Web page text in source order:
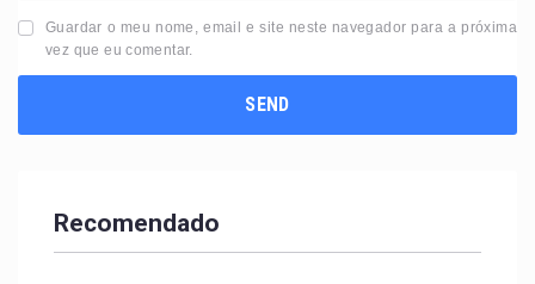
Guardar o meu nome, email e site neste navegador para a próxima
vez que eu comentar.
Recomendado